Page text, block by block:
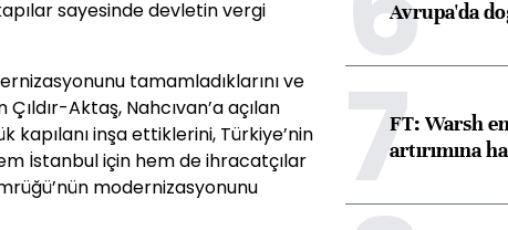
sayesinde devletin vergi
tamamladıklarını ve
Aktaş, Nahcıvan’a açılan
kapılanı inşa ettiklerini, Türkiye’nin
İstanbul için hem de ihracatçılar
modernizasyonunu
Avrupa'da
7FT: Warsh
artırımına